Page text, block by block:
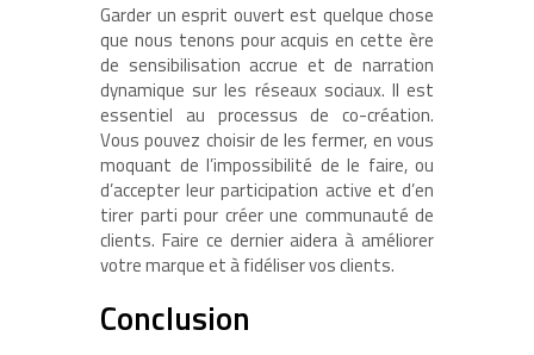
Garder un esprit ouvert est quelque chose
que nous tenons pour acquis en cette ère
de sensibilisation accrue et de narration
dynamique sur les réseaux sociaux. Il est
essentiel au processus de co-création.
Vous pouvez choisir de les fermer, en vous
moquant de l’impossibilité de le faire, ou
d’accepter leur participation active et d’en
tirer parti pour créer une communauté de
clients. Faire ce dernier aidera à améliorer
votre marque et à fidéliser vos clients.
Conclusion